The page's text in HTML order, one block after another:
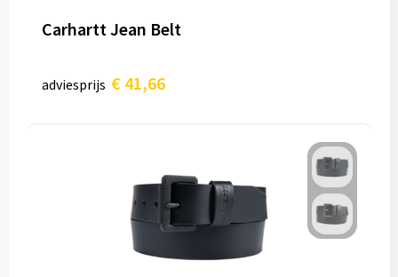
Carhartt Jean Belt
adviesprijs € 41,66